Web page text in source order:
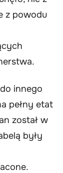
z powodu
innego
pełny etat
został w
były